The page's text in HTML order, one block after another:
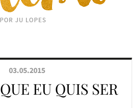
03.05.2015
EU QUIS SER